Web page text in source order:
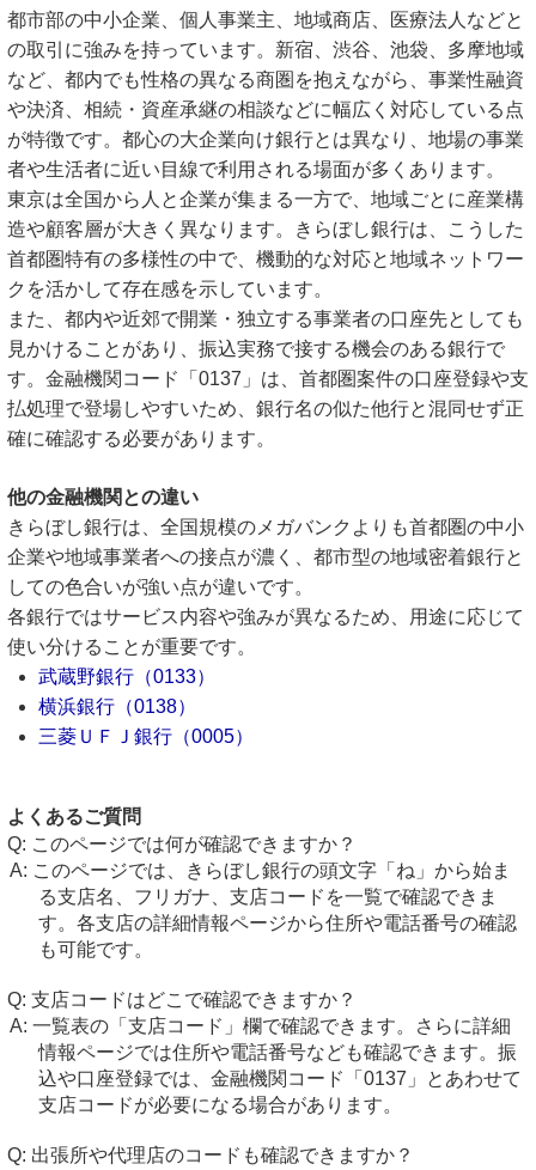
都市部の中小企業、個人事業主、地域商店、医療法人などと
の取引に強みを持っています。新宿、渋谷、池袋、多摩地域
など、都内でも性格の異なる商圏を抱えながら、事業性融資
や決済、相続・資産承継の相談などに幅広く対応している点
が特徴です。都心の大企業向け銀行とは異なり、地場の事業
者や生活者に近い目線で利用される場面が多くあります。
東京は全国から人と企業が集まる一方で、地域ごとに産業構
造や顧客層が大きく異なります。きらぼし銀行は、こうした
首都圏特有の多様性の中で、機動的な対応と地域ネットワー
クを活かして存在感を示しています。
また、都内や近郊で開業・独立する事業者の口座先としても
見かけることがあり、振込実務で接する機会のある銀行で
す。金融機関コード「0137」は、首都圏案件の口座登録や支
払処理で登場しやすいため、銀行名の似た他行と混同せず正
確に確認する必要があります。
他の金融機関との違い
きらぼし銀行は、全国規模のメガバンクよりも首都圏の中小
企業や地域事業者への接点が濃く、都市型の地域密着銀行と
しての色合いが強い点が違いです。
各銀行ではサービス内容や強みが異なるため、用途に応じて
使い分けることが重要です。
武蔵野銀行（0133）
横浜銀行（0138）
三菱ＵＦＪ銀行（0005）
よくあるご質問
このページでは何が確認できますか？
このページでは、きらぼし銀行の頭文字「ね」から始ま
る支店名、フリガナ、支店コードを一覧で確認できま
す。各支店の詳細情報ページから住所や電話番号の確認
も可能です。
支店コードはどこで確認できますか？
一覧表の「支店コード」欄で確認できます。さらに詳細
情報ページでは住所や電話番号なども確認できます。振
込や口座登録では、金融機関コード「0137」とあわせて
支店コードが必要になる場合があります。
出張所や代理店のコードも確認できますか？